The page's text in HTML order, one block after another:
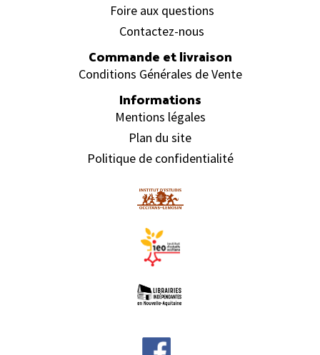
Foire aux questions
Contactez-nous
Commande et livraison
Conditions Générales de Vente
Informations
Mentions légales
Plan du site
Politique de confidentialité